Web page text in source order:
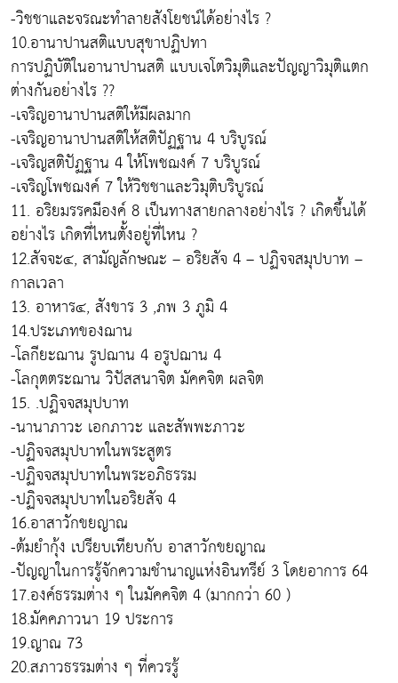
-วิชชาและจรณะทำลายสังโยชน์ได้อย่างไร ?
10.อานาปานสติแบบสุขาปฏิปทา
การปฏิบัติในอานาปานสติ แบบเจโตวิมุติและปัญญาวิมุติแตก
ต่างกันอย่างไร ??
-เจริญอานาปานสติให้มีผลมาก
-เจริญอานาปานสติให้สติปัฏฐาน 4 บริบูรณ์
-เจริญสติปัฏฐาน 4 ให้โพชฌงค์ 7 บริบูรณ์
-เจริญโพชฌงค์ 7 ให้วิชชาและวิมุติบริบูรณ์
11. อริยมรรคมีองค์ 8 เป็นทางสายกลางอย่างไร ? เกิดขึ้นได้
อย่างไร เกิดที่ไหนตั้งอยู่ที่ไหน ?
12.สัจจะ๔, สามัญลักษณะ – อริยสัจ 4 – ปฏิจจสมุปบาท –
กาลเวลา
13. อาหาร๔, สังขาร 3 ,ภพ 3 ภูมิ 4
14.ประเภทของฌาน
-โลกียะฌาน รูปฌาน 4 อรูปฌาน 4
-โลกุตตระฌาน วิปัสสนาจิต มัคคจิต ผลจิต
15. .ปฏิจจสมุปบาท
-นานาภาวะ เอกภาวะ และสัพพะภาวะ
-ปฏิจจสมุปบาทในพระสูตร
-ปฏิจจสมุปบาทในพระอภิธรรม
-ปฏิจจสมุปบาทในอริยสัจ 4
16.อาสาวักขยญาณ
-ต้มยำกุ้ง เปรียบเทียบกับ อาสาวักขยญาณ
-ปัญญาในการรู้จักความชำนาญแห่งอินทรีย์ 3 โดยอาการ 64
17.องค์ธรรมต่าง ๆ ในมัคคจิต 4 (มากกว่า 60 )
18.มัคคภาวนา 19 ประการ
19.ญาณ 73
20.สภาวธรรมต่าง ๆ ที่ควรรู้